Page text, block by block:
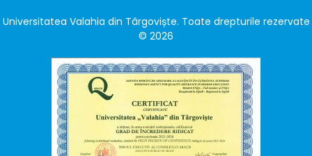
Universitatea Valahia din Târgoviște. Toate drepturile rezervate
© 2026